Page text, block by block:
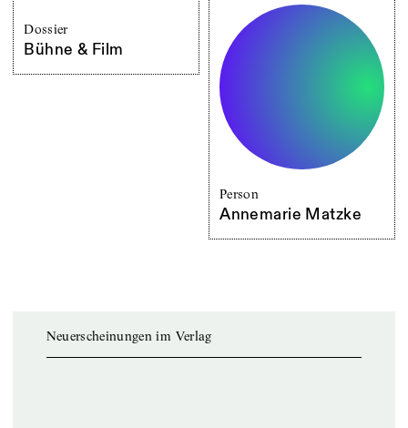
Dossier
Bühne & Film
Person
Annemarie Matzke
Neuerscheinungen im Verlag